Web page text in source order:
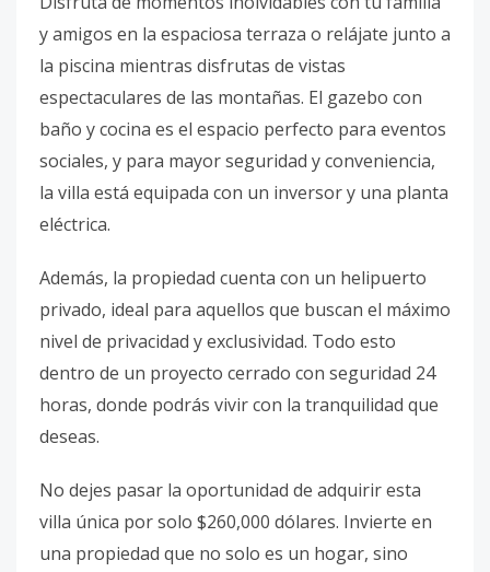
y amigos en la espaciosa terraza o relájate junto a
la piscina mientras disfrutas de vistas
espectaculares de las montañas. El gazebo con
baño y cocina es el espacio perfecto para eventos
sociales, y para mayor seguridad y conveniencia,
la villa está equipada con un inversor y una planta
eléctrica.
Además, la propiedad cuenta con un helipuerto
privado, ideal para aquellos que buscan el máximo
nivel de privacidad y exclusividad. Todo esto
dentro de un proyecto cerrado con seguridad 24
horas, donde podrás vivir con la tranquilidad que
deseas.
No dejes pasar la oportunidad de adquirir esta
villa única por solo $260,000 dólares. Invierte en
una propiedad que no solo es un hogar, sino